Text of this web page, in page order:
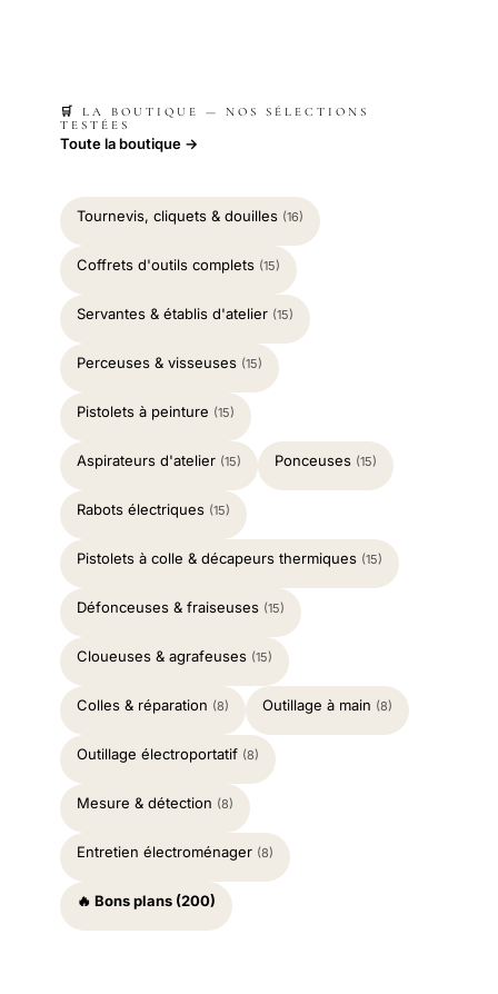
🛒 LA BOUTIQUE — NOS SÉLECTIONS
TESTÉES
Toute la boutique →
Tournevis, cliquets & douilles (16)
Coffrets d'outils complets (15)
Servantes & établis d'atelier (15)
Perceuses & visseuses (15)
Pistolets à peinture (15)
Aspirateurs d'atelier (15) Ponceuses (15)
Rabots électriques (15)
Pistolets à colle & décapeurs thermiques (15)
Défonceuses & fraiseuses (15)
Cloueuses & agrafeuses (15)
Colles & réparation (8) Outillage à main (8)
Outillage électroportatif (8)
Mesure & détection (8)
Entretien électroménager (8)
🔥 Bons plans (200)